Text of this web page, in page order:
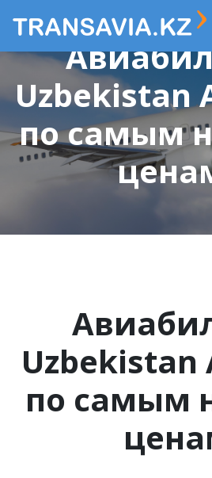
Uzbekistan
по самым
Uzbekistan
по самым